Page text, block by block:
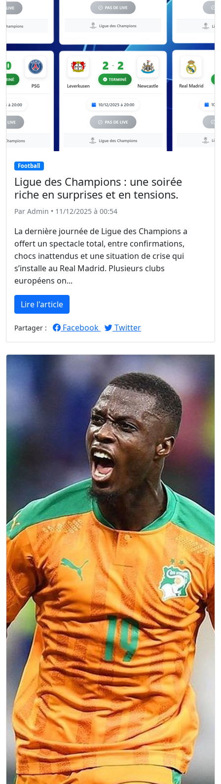
Football
Ligue des Champions : une soirée
riche en surprises et en tensions.
Par Admin • 11/12/2025 à 00:54
La dernière journée de Ligue des Champions a
offert un spectacle total, entre confirmations,
chocs inattendus et une situation de crise qui
s’installe au Real Madrid. Plusieurs clubs
européens on...
Lire l'article
Partager : Facebook Twitter